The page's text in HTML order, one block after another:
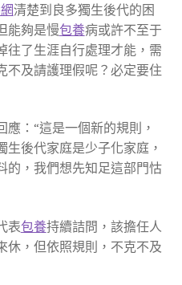
清楚到良多獨生後代的困
能夠是慢包養病或許不至于
往了生涯自行處理才能，需
不及請護理假呢？必定要住
：“這是一個新的規則，
生後代家庭是少子化家庭，
的，我們想先知足這部門怙
表包養持續詰問，該擔任人
休，但依照規則，不克不及